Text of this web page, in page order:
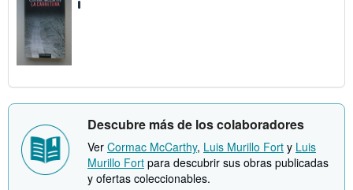
Descubre más de los colaboradores
Ver Cormac McCarthy, Luis Murillo Fort y Luis
Murillo Fort para descubrir sus obras publicadas
y ofertas coleccionables.